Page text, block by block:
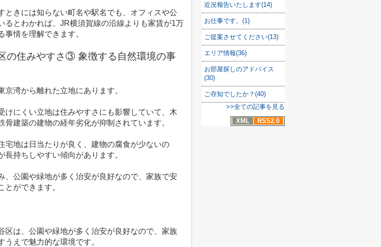
ときには知らない町名や駅名でも、オフィスや公
るとわかれば、 JR横須賀線の沿線よりも家賃が1万
事情を理解できます。
の住みやすさ③ 象徴する自然環境の事
京湾から離れた立地にあります。
けにくい立地は住みやすさにも影響していて、木
骨建築の建物の経年劣化が抑制されています。
宅地は日当たりが良く、建物の腐食が少ないの
長持ちしやすい傾向があります。
、公園や緑地が多く治安が良好なので、家族で安
とができます。
区は、公園や緑地が多く治安が良好なので、家族
うえで魅力的な環境です。
近況報告いたします(14)
お仕事です。(1)
ご提案させてください(13)
エリア情報(36)
お部屋探しのアドバイス
(30)
ご存知でしたか？(40)
>>全ての記事を見る
XML
RSS2.0